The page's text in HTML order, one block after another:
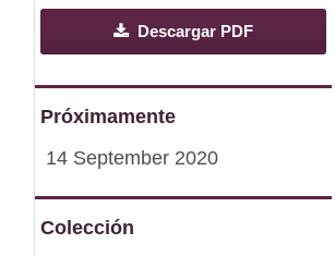
Descargar PDF
Próximamente
14 September 2020
Colección